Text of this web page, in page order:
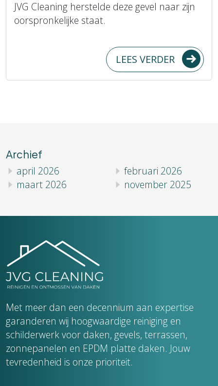
JVG Cleaning herstelde deze gevel naar zijn
oorspronkelijke staat.
LEES VERDER
Archief
april 2026
maart 2026
februari 2026
november 2025
Met meer dan een decennium aan expertise
garanderen wij hoogwaardige reiniging en
schilderwerk voor daken, gevels, terrassen,
zonnepanelen en EPDM platte daken. Jouw
tevredenheid is onze prioriteit.